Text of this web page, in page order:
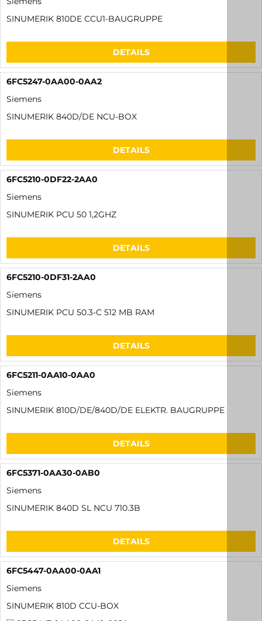
6FC5348-0AA02-0AA0
Siemens
SINUMERIK 840D SL DOPPELLUEFTER-/BATTERIE-MODUL
6FC5203-0AF22-0AA2
Siemens
SINUMERIK MASCHINENSTEUERTAFEL MCP 483C
6FC5410-0AY01-0AA0
Siemens
SINUMERIK 810DE CCU1-BAUGRUPPE
6FC5247-0AA00-0AA2
Siemens
SINUMERIK 840D/DE NCU-BOX
6FC5210-0DF22-2AA0
Siemens
SINUMERIK PCU 50 1,2GHZ
6FC5210-0DF31-2AA0